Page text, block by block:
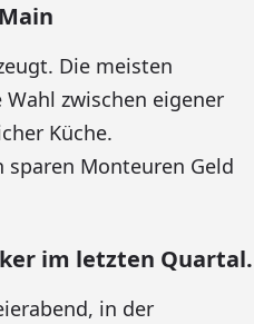
Die meisten
zwischen eigener
Küche.
Monteuren Geld
im letzten Quartal.
in der